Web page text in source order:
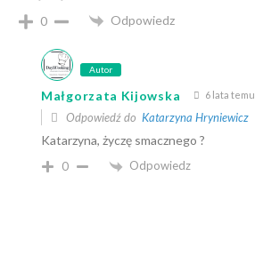
0
Odpowiedz
Autor
Małgorzata Kijowska 6 lata temu
Odpowiedź do Katarzyna Hryniewicz
Katarzyna, życzę smacznego ?
0 Odpowiedz